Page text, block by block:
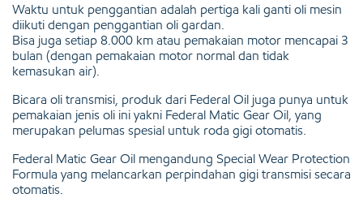
Waktu untuk penggantian adalah pertiga kali ganti oli mesin
diikuti dengan penggantian oli gardan.
Bisa juga setiap 8.000 km atau pemakaian motor mencapai 3
bulan (dengan pemakaian motor normal dan tidak
kemasukan air).
Bicara oli transmisi, produk dari Federal Oil juga punya untuk
pemakaian jenis oli ini yakni Federal Matic Gear Oil, yang
merupakan pelumas spesial untuk roda gigi otomatis.
Federal Matic Gear Oil mengandung Special Wear Protection
Formula yang melancarkan perpindahan gigi transmisi secara
otomatis.